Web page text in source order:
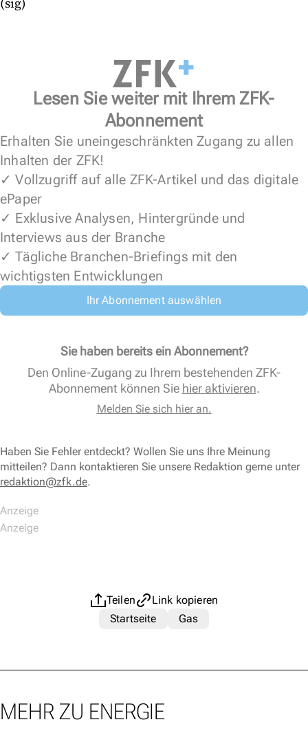
Lesen Sie weiter mit Ihrem ZFK-
Abonnement
Erhalten Sie uneingeschränkten Zugang zu allen
Inhalten der ZFK!
✓ Vollzugriff auf alle ZFK-Artikel und das digitale
ePaper
✓ Exklusive Analysen, Hintergründe und
Interviews aus der Branche
✓ Tägliche Branchen-Briefings mit den
wichtigsten Entwicklungen
Ihr Abonnement auswählen
Sie haben bereits ein Abonnement?
Den Online-Zugang zu Ihrem bestehenden ZFK-
Abonnement können Sie hier aktivieren.
Melden Sie sich hier an.
Haben Sie Fehler entdeckt? Wollen Sie uns Ihre Meinung
mitteilen? Dann kontaktieren Sie unsere Redaktion gerne unter
redaktion@zfk.de.
Teilen
Link kopieren
Startseite
Gas
MEHR ZU ENERGIE